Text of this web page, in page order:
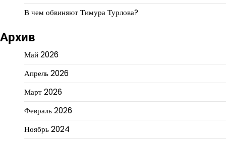
В чем обвиняют Тимура Турлова?
Архив
Май 2026
Апрель 2026
Март 2026
Февраль 2026
Ноябрь 2024